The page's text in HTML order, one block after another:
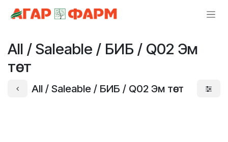
All / Saleable / БИБ / Q02 Эм
төст
All / Saleable / БИБ / Q02 Эм төст